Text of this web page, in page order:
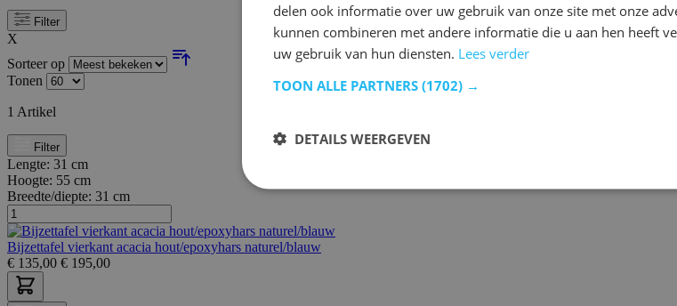
Filter
X
Sorteer op
Tonen
1 Artikel
Filter
Lengte: 31 cm
Hoogte: 55 cm
Breedte/diepte: 31 cm
Bijzettafel vierkant acacia hout/epoxyhars naturel/blauw
€ 135,00 € 195,00
delen ook informatie over uw gebruik van onze site met onze
kunnen combineren met andere informatie die u aan hen heeft
uw gebruik van hun diensten. Lees verder
TOON ALLE PARTNERS (1702) →
DETAILS WEERGEVEN